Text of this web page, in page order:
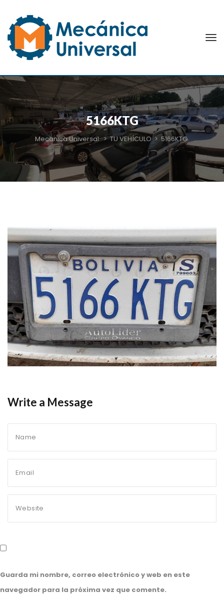
5166KTG
Mecanica Universal >TU VEHÍCULO> 5166KTG
Write a Message
Guarda mi nombre, correo electrónico y web en este
navegador para la próxima vez que comente.